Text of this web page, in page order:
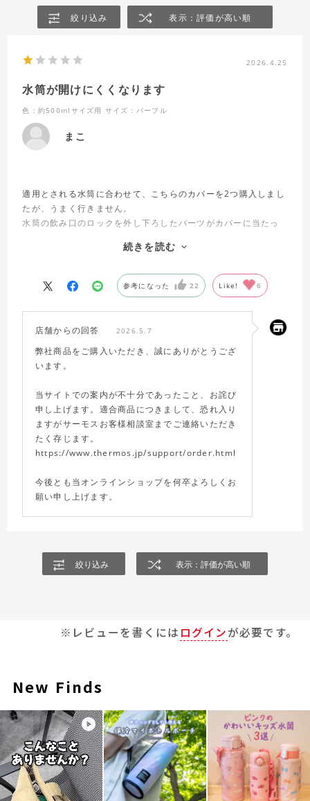
絞り込み 表示：評価が高い順
2026.4.25
水筒が開けにくくなります
色：約500mlサイズ用 サイズ：パープル
まこ
適用とされる水筒に合わせて、こちらのカバーを2つ購入しまし
たが、うまく行きません。
水筒の飲み口のロックを外し下ろしたパーツがカバーに当たっ
ロックを外し、更にボタンを押すと水筒の蓋が開く仕組みです
次に押すボタンがしっかり奥まで押せず、蓋が開きません。
仕方なく新しいものを購入するまで使うつもりですが、カバー
のヘリを少し指で下げながら水筒を開けています。
子供用に購入しました。水筒はカスタマイズまでしたので、と
ても楽しみにしていました。買い間違えたのかな？と思いまし
た。マイページで購入履歴を確認しましたが、サイズや水筒の
種類とカバーの組み合わせを間違えた訳ではありませんでし
万一、間違えていたならば、今からでも教えていただきたいの
と、オンラインショッピングで正しく選択できるようにサイト
を改善してほしいです。
続きを読む
参考になった 22 Like! 6
店舗からの回答 2026.5.7
弊社商品をご購入いただき、誠にありがとうござ
います。
当サイトでの案内が不十分であったこと、お詫び
申し上げます。適合商品につきまして、恐れ入り
ますがサーモスお客様相談室までご連絡いただき
たく存じます。
https://www.thermos.jp/support/order.html
今後とも当オンラインショップを何卒よろしくお
願い申し上げます。
絞り込み 表示：評価が高い順
※レビューを書くには ログインが必要です。
New Finds